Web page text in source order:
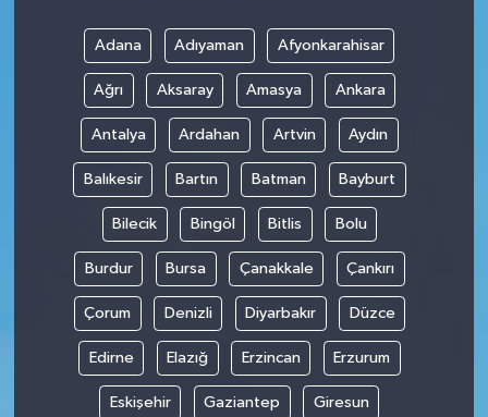
Adana Adıyaman Afyonkarahisar
Ağrı Aksaray Amasya Ankara
Antalya Ardahan Artvin Aydın
Balıkesir Bartın Batman Bayburt
Bilecik Bingöl Bitlis Bolu
Burdur Bursa Çanakkale Çankırı
Çorum Denizli Diyarbakır Düzce
Edirne Elazığ Erzincan Erzurum
Eskişehir Gaziantep Giresun